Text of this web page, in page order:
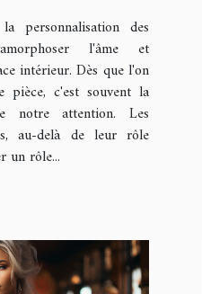
pièce
personnalisation des
l'âme et
intérieur. Dès que l'on
pièce, c'est souvent la
notre attention. Les
au-delà de leur rôle
un rôle...